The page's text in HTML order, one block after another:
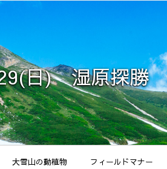
日) 湿原探勝
大雪山の動植物 フィールドマナー